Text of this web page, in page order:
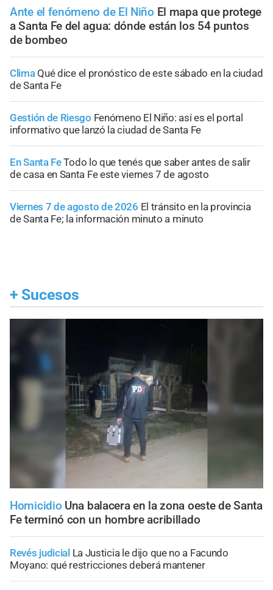
Ante el fenómeno de El Niño El mapa que protege
a Santa Fe del agua: dónde están los 54 puntos
de bombeo
Clima Qué dice el pronóstico de este sábado en la ciudad
de Santa Fe
Gestión de Riesgo Fenómeno El Niño: así es el portal
informativo que lanzó la ciudad de Santa Fe
En Santa FeTodo lo que tenés que saber antes de salir
de casa en Santa Fe este viernes 7 de agosto
Viernes 7 de agosto de 2026 El tránsito en la provincia
de Santa Fe; la información minuto a minuto
+ Sucesos
Homicidio Una balacera en la zona oeste de Santa
Fe terminó con un hombre acribillado
Revés judicial La Justicia le dijo que no a Facundo
Moyano: qué restricciones deberá mantener